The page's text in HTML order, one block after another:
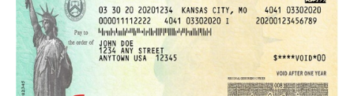
김명열칼럼
이명덕칼럼
김선옥칼럼
본보특집
100인선/독자광장
100인선
여행